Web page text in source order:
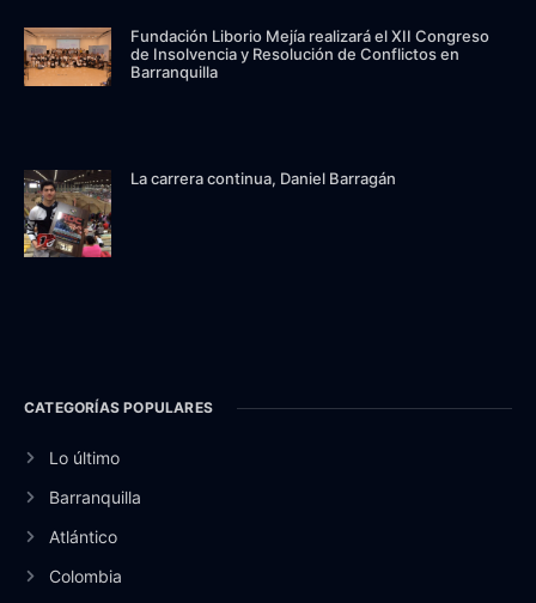
Fundación Liborio Mejía realizará el XII Congreso
de Insolvencia y Resolución de Conflictos en
Barranquilla
La carrera continua, Daniel Barragán
CATEGORÍAS POPULARES
Lo último
Barranquilla
Atlántico
Colombia